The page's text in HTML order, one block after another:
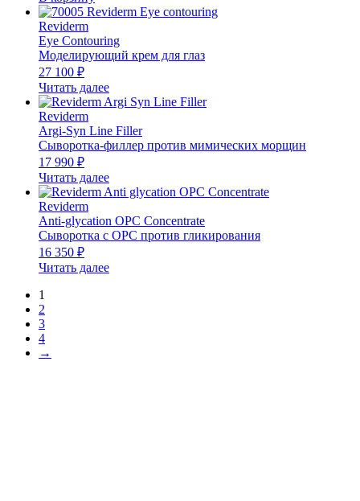
Reviderm
Eye Contouring
Моделирующий крем для глаз
27 100 ₽
Читать далее
Reviderm
Argi-Syn Line Filler
Сыворотка-филлер против мимических морщин
17 990 ₽
Читать далее
Reviderm
Anti-glycation OPC Concentrate
Сыворотка с OPC против гликирования
16 350 ₽
Читать далее
1
2
3
4
→